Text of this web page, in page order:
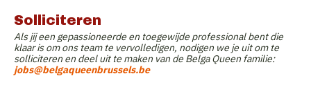
Solliciteren
Als jij een gepassioneerde en toegewijde professional bent die
klaar is om ons team te vervolledigen, nodigen we je uit om te
solliciteren en deel uit te maken van de Belga Queen familie:
jobs@belgaqueenbrussels.be